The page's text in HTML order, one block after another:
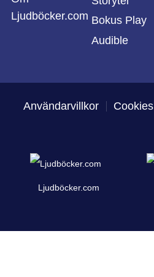
Ljudböcker.com Bokus Play
Audible
Användarvillkor Cookies
Ljudböcker.com